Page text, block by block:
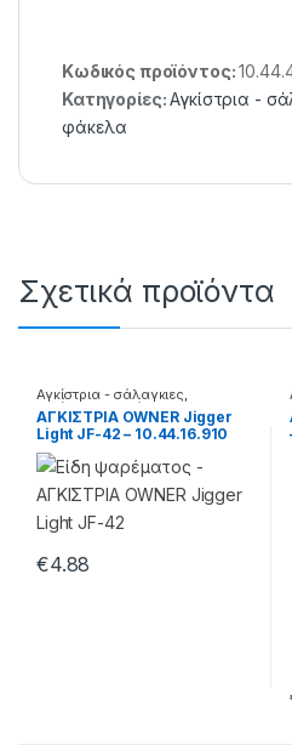
Κωδικός προϊόντος:
Κατηγορίες:Αγκίστρια -
φάκελα
Σχετικά προϊόντα
Αγκίστρια - σάλαγκιες
Αγκίστρια σε φάκελα
ΑΓΚΙΣΤΡΙΑ OWNER Jigger
Light JF-42 – 10.44.16.910
€4.88